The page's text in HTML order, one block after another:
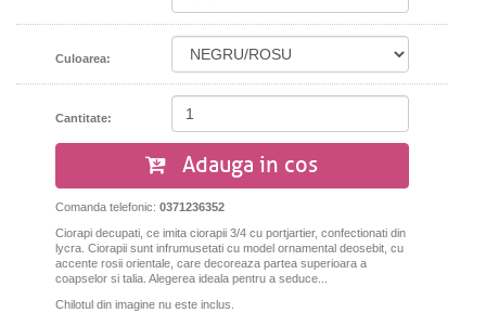
Culoarea:
Cantitate:
Adauga in cos
Comanda telefonic: 0371236352
Ciorapi decupati, ce imita ciorapii 3/4 cu portjartier, confectionati din
lycra. Ciorapii sunt infrumusetati cu model ornamental deosebit, cu
accente rosii orientale, care decoreaza partea superioara a
coapselor si talia. Alegerea ideala pentru a seduce...
Chilotul din imagine nu este inclus.